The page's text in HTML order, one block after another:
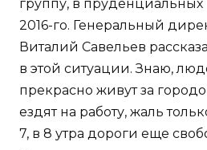
группу, в пруденциальных
2016-го. Генеральный
Виталий Савельев
в этой ситуации. Знаю,
прекрасно живут за
ездят на работу, жаль
7, в 8 утра дороги еще